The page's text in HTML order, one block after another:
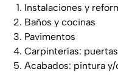
Instalaciones y
Baños y cocinas
Pavimentos
Carpinterías:
Acabados: pintura